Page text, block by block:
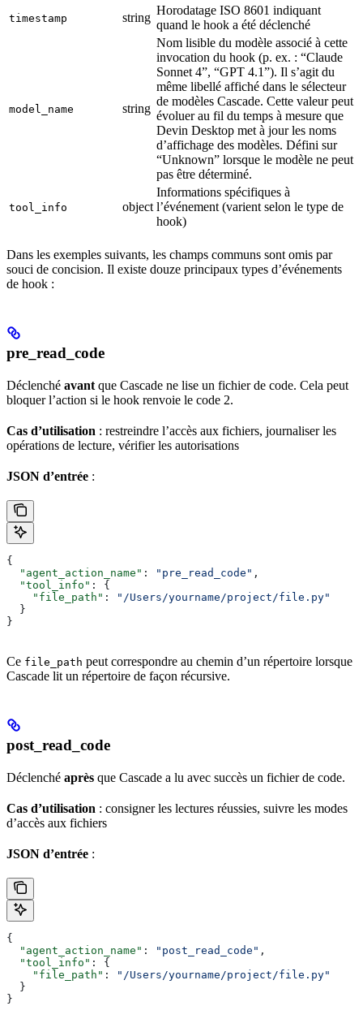
timestamp string
Horodatage ISO 8601 indiquant
quand le hook a été déclenché
model_name string
Nom lisible du modèle associé à cette
invocation du hook (p. ex. : “Claude
Sonnet 4”, “GPT 4.1”). Il s’agit du
même libellé affiché dans le sélecteur
de modèles Cascade. Cette valeur peut
évoluer au fil du temps à mesure que
Devin Desktop met à jour les noms
d’affichage des modèles. Défini sur
“Unknown” lorsque le modèle ne peut
pas être déterminé.
tool_info object
Informations spécifiques à
l’événement (varient selon le type de
hook)
Dans les exemples suivants, les champs communs sont omis par
souci de concision. Il existe douze principaux types d’événements
de hook :
pre_read_code
Déclenché avant que Cascade ne lise un fichier de code. Cela peut
bloquer l’action si le hook renvoie le code 2.
Cas d’utilisation : restreindre l’accès aux fichiers, journaliser les
opérations de lecture, vérifier les autorisations
JSON d’entrée :
{
  "agent_action_name"
: "pre_read_code" ,
  "tool_info"
: {
    "file_path"
:
"/Users/yourname/project/file.py"
  }
}
Ce file_path peut correspondre au chemin d’un répertoire lorsque
Cascade lit un répertoire de façon récursive.
post_read_code
Déclenché après que Cascade a lu avec succès un fichier de code.
Cas d’utilisation : consigner les lectures réussies, suivre les modes
d’accès aux fichiers
JSON d’entrée :
{
  "agent_action_name"
: "post_read_code" ,
  "tool_info"
: {
    "file_path"
:
"/Users/yourname/project/file.py"
  }
}